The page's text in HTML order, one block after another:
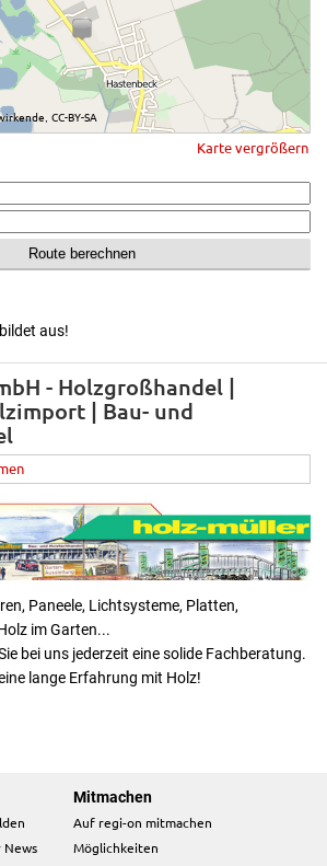
CC-BY-SA
Karte vergrößern
aus!
- Holzgroßhandel |
| Bau- und
Paneele, Lichtsysteme, Platten,
im Garten...
bei uns jederzeit eine solide Fachberatung.
lange Erfahrung mit Holz!
News
Mitmachen
Auf regi-on mitmachen
Möglichkeiten